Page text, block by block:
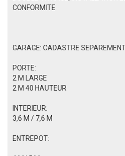
CONFORMITE
GARAGE: CADASTRE
PORTE:
2 M LARGE
2 M 40 HAUTEUR
INTERIEUR:
3,6 M / 7,6 M
ENTREPOT: